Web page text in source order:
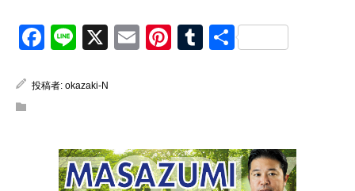
Facebook
Line
X EmailPinterest
Tumblr
共
投稿者: okazaki-N